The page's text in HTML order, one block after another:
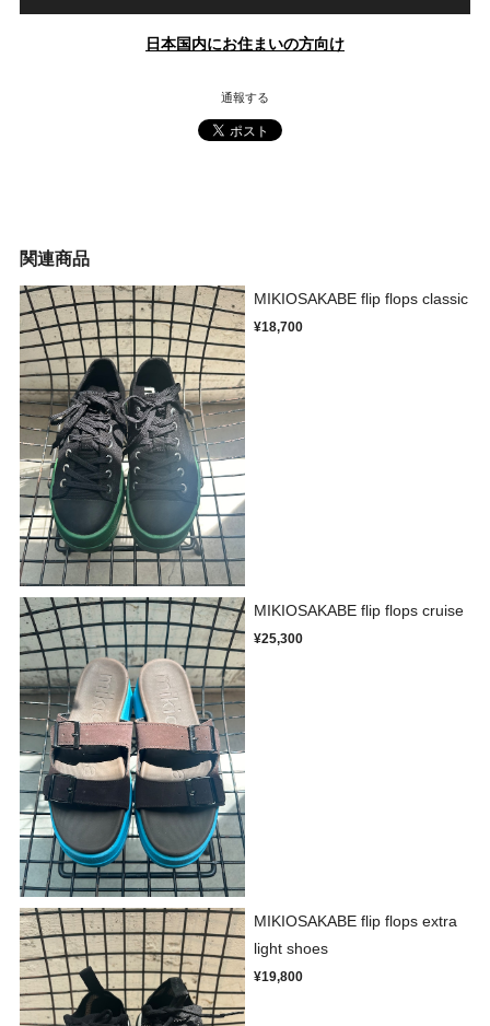
日本国内にお住まいの方向け
通報する
関連商品
MIKIOSAKABE flip flops classic
¥18,700
MIKIOSAKABE flip flops cruise
¥25,300
MIKIOSAKABE flip flops extra
light shoes
¥19,800